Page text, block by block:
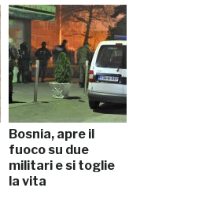
Bosnia, apre il
fuoco su due
militari e si toglie
la vita